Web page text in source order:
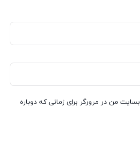
من در مرورگر برای زمانی که دوباره